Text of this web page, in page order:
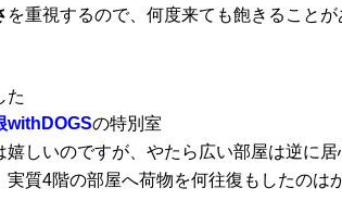
を重視するので、何度来ても飽きること
た
withDOGSの特別室
嬉しいのですが、やたら広い部屋は逆に
実質4階の部屋へ荷物を何往復もしたのは